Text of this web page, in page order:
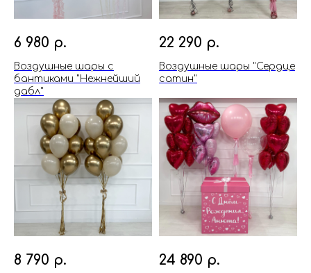
6 980 р.
Воздушные шары с
бантиками "Нежнейший
дабл"
22 290 р.
Воздушные шары "Сердце
сатин"
8 790 р. 24 890 р.